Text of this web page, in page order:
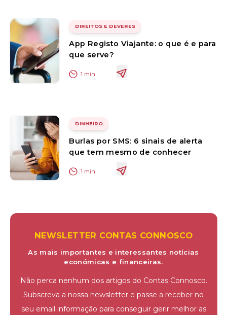
DIREITOS E DEVERES
App Registo Viajante: o que é e para
que serve?
1 min
DINHEIRO
Burlas por SMS: 6 sinais de alerta
que tem mesmo de conhecer
1 min
NEWSLETTER CONTAS CONNOSCO
As mais importantes e interessantes notícias
económicas e financeiras.
Não perca nenhum dos artigos do Contas Connosco.
Subscreva a nossa newsletter e passe a receber no
seu email informação para conseguir gerir melhor as